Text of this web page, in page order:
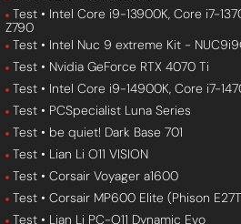
Test • Intel Core i9-13900K, Core i7-
Z790
Test • Intel Nuc 9 extreme Kit -
Test • Nvidia GeForce RTX 4070 Ti
Test • Intel Core i9-14900K, Core i7-
Test • PCSpecialist Luna Series
Test • be quiet! Dark Base 701
Test • Lian Li O11 VISION
Test • Corsair Voyager a1600
Test • Corsair MP600 Elite (Phison
Test • Lian Li PC-O11 Dynamic Evo